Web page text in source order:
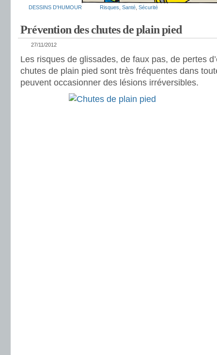
DESSINS D'HUMOUR Risques Santé Sécurité
Prévention des chutes de plain pied
27/11/2012
Les risques de glissades, de faux pas, de pertes
chutes de plain pied sont très fréquentes dans
peuvent occasionner des lésions irréversibles.